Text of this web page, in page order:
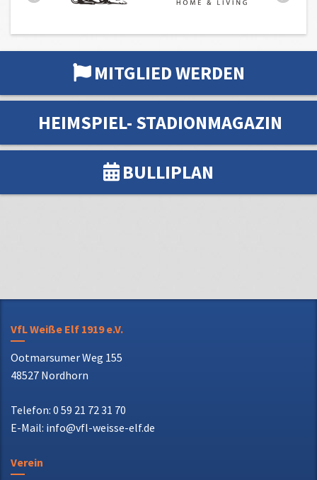
MITGLIED WERDEN
HEIMSPIEL- STADIONMAGAZIN
BULLIPLAN
VfL Weiße Elf 1919 e.V.
Ootmarsumer Weg 155
48527 Nordhorn
Telefon: 0 59 21 72 31 70
E-Mail: info@vfl-weisse-elf.de
Verein